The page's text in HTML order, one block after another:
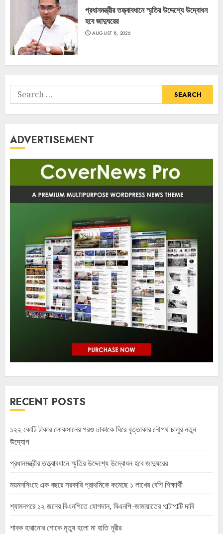
প্রধানমন্ত্রীর তত্ত্বাবধানে স্মৃতির উদ্দেশ্যে উদ্বোধন
হবে জাদুঘরের
AUGUST 8, 2026
Search
for:
ADVERTISEMENT
RECENT POSTS
১২২ কোটি টাকার লোকসানের পরও ঢাকাকে ঘিরে বৃত্তাকার নৌপথ চালুর নতুন
উদ্যোগ
প্রধানমন্ত্রীর তত্ত্বাবধানে স্মৃতির উদ্দেশ্যে উদ্বোধন হবে জাদুঘরের
ময়মনসিংহে এক বছরে সরকারি প্রাথমিকে কমেছে ১ লাখের বেশি শিক্ষার্থী
শ্যামনগরে ১২ জনের বিএনপিতে যোগদান, বিএনপি-জামায়াতের পাল্টাপাল্টি দাবি
শাবক হারানোর শোকে মৃত্যু হলো মা হাতি নূরীর